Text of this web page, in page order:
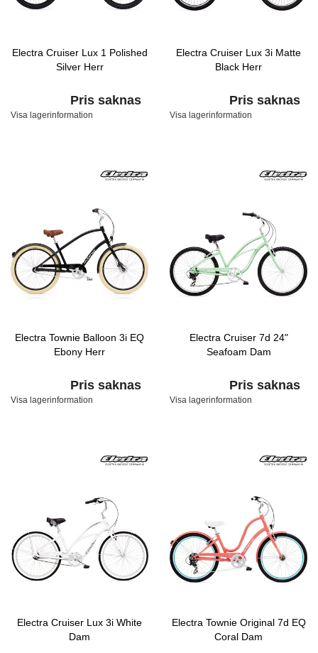
Electra Cruiser Lux 1 Polished
Silver Herr
Pris saknas
Visa lagerinformation
Electra Cruiser Lux 3i Matte
Black Herr
Pris saknas
Visa lagerinformation
Electra Townie Balloon 3i EQ
Ebony Herr
Pris saknas
Visa lagerinformation
Electra Cruiser 7d 24"
Seafoam Dam
Pris saknas
Visa lagerinformation
Electra Cruiser Lux 3i White
Dam
Electra Townie Original 7d EQ
Coral Dam